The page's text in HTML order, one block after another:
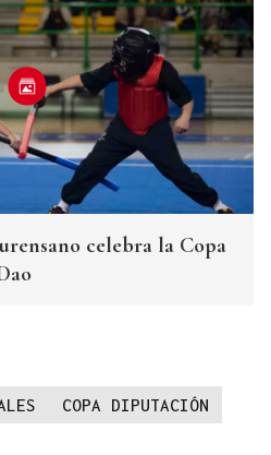
celebra la Copa
COPA DIPUTACIÓN